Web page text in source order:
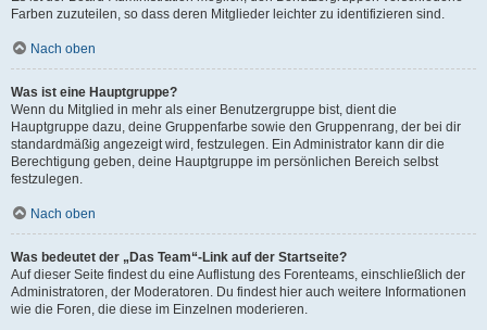
Farben zuzuteilen, so dass deren Mitglieder leichter zu identifizieren sind.
Nach oben
Was ist eine Hauptgruppe?
Wenn du Mitglied in mehr als einer Benutzergruppe bist, dient die
Hauptgruppe dazu, deine Gruppenfarbe sowie den Gruppenrang, der bei dir
standardmäßig angezeigt wird, festzulegen. Ein Administrator kann dir die
Berechtigung geben, deine Hauptgruppe im persönlichen Bereich selbst
festzulegen.
Nach oben
Was bedeutet der „Das Team“-Link auf der Startseite?
Auf dieser Seite findest du eine Auflistung des Forenteams, einschließlich der
Administratoren, der Moderatoren. Du findest hier auch weitere Informationen
wie die Foren, die diese im Einzelnen moderieren.